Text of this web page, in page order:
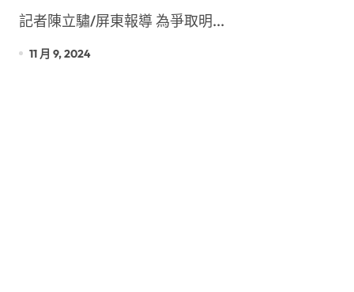
高中登場
記者陳立驌/屏東報導 為爭取明...
11 月 9, 2024